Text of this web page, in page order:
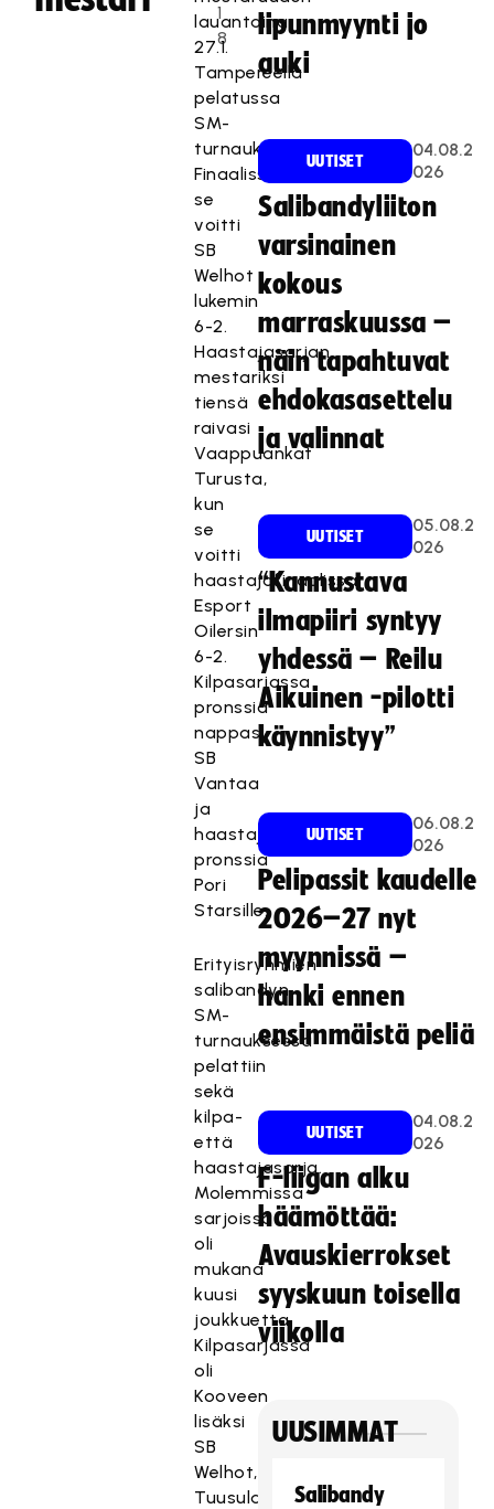
1
8
lauantaina
27.1.
Tampereella
pelatussa
SM-
turnauksessa.
Finaalissa
se
voitti
SB
Welhot
lukemin
6-2.
Haastajasarjan
mestariksi
tiensä
raivasi
Vaappuankat
Turusta,
kun
se
voitti
haastajafinaalissa
Esport
Oilersin
6-2.
Kilpasarjassa
pronssia
nappasi
SB
Vantaa
ja
haastajasarjassa
pronssia
Pori
Starsille.
Erityisryhmien
salibandyn
SM-
turnauksessa
pelattiin
sekä
kilpa-
että
haastajasarja.
Molemmissa
sarjoissa
oli
mukana
kuusi
joukkuetta.
Kilpasarjassa
oli
Kooveen
lisäksi
SB
Welhot,
Tuusulan
lipunmyynti jo
auki
UUTISET
04.08.2
026
Salibandyliiton
varsinainen
kokous
marraskuussa –
näin tapahtuvat
ehdokasasettelu
ja valinnat
UUTISET
05.08.2
026
“Kannustava
ilmapiiri syntyy
yhdessä – Reilu
Aikuinen -pilotti
käynnistyy”
UUTISET
06.08.2
026
Pelipassit kaudelle
2026–27 nyt
myynnissä –
hanki ennen
ensimmäistä peliä
UUTISET
04.08.2
026
F-liigan alku
häämöttää:
Avauskierrokset
syyskuun toisella
viikolla
UUSIMMAT
Salibandy